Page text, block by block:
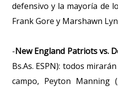
defensivo y la mayoría de
Frank Gore y Marshawn
-New England Patriots vs.
Bs.As. ESPN): todos
campo, Peyton Manning